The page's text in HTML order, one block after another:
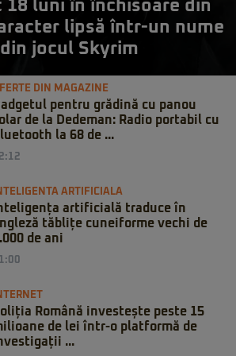
18 luni în închisoare din
lipsă într-un nume
jocul Skyrim
DIN MAGAZINE
pentru grădină cu panou
de la Dedeman: Radio portabil cu
la 68 de ...
ARTIFICIALA
artificială traduce în
tăblițe cuneiforme vechi de
de ani
Română investește peste 15
de lei într-o platformă de
...